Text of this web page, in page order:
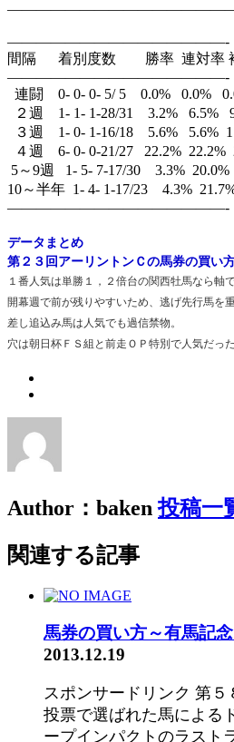
———————————————-
間隔 着別度数 勝率 連対率
———————————————-
連闘 0- 0- 0- 5/ 5 0.0% 0.0%
２週 1- 1- 1-28/31 3.2% 6.5%
３週 1- 0- 1-16/18 5.6% 5.6%
４週 6- 0- 0-21/27 22.2% 22.2%
5～9週 1- 5- 7-17/30 3.3% 20.0%
10～半年 1- 4- 1-17/23 4.3%
———————————————-
データまとめ
第２３回アーリントンＣの馬券の買い
１番人気は単勝１，２倍台の関西牡馬なら軸で
開幕週で前が残りやすいため、逃げ先行馬を重
差し追込み馬は人気でも過信禁物。
穴は朝日杯ＦＳ組と前走ＯＰ特別で人気だった
Author：baken投稿一
関連する記事
馬券の買い方～有馬記
2013.12.19
スポンサードリンク 第
投票で選ばれた馬による
ープインパクトのラスト